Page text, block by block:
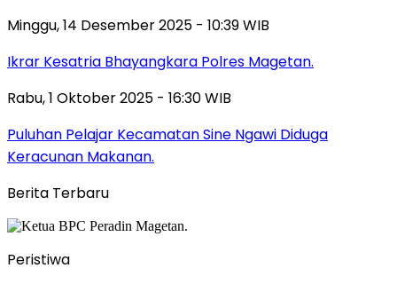
Minggu, 14 Desember 2025 - 10:39 WIB
Ikrar Kesatria Bhayangkara Polres Magetan.
Rabu, 1 Oktober 2025 - 16:30 WIB
Puluhan Pelajar Kecamatan Sine Ngawi Diduga
Keracunan Makanan.
Berita Terbaru
Peristiwa